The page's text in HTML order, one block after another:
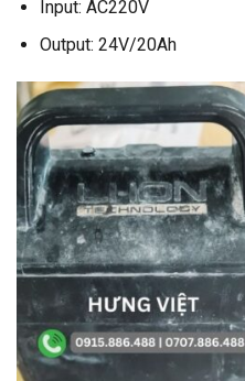
Input: AC220V
Output: 24V/20Ah